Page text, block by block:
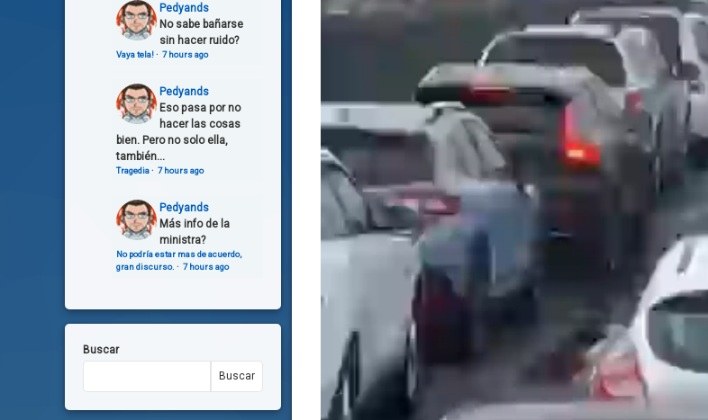
Pedyands
No sabe bañarse
sin hacer ruido?
Vaya tela!· 7 hours ago
Pedyands
Eso pasa por no
hacer las cosas
bien. Pero no solo ella,
también...
Tragedia· 7 hours ago
Pedyands
Más info de la
ministra?
No podría estar mas de acuerdo,
gran discurso. · 7 hours ago
Buscar
Buscar